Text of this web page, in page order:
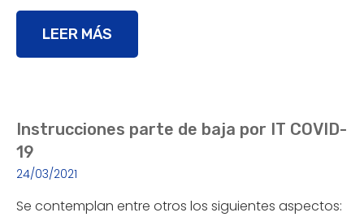
LEER MÁS
Instrucciones parte de baja por IT COVID-
19
24/03/2021
Se contemplan entre otros los siguientes aspectos: